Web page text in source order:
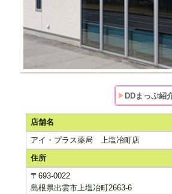
DDまっぷ紹
店舗名
アイ・プラス薬局 上塩冶町店
住所
〒693-0022
島根県出雲市上塩冶町2663-6